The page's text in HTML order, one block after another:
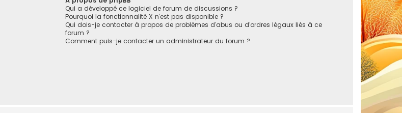
Qui a développé ce logiciel de forum de discussions ?
Pourquoi la fonctionnalité X n’est pas disponible ?
Qui dois-je contacter à propos de problèmes d’abus ou d’ordres légaux liés à ce
forum ?
Comment puis-je contacter un administrateur du forum ?